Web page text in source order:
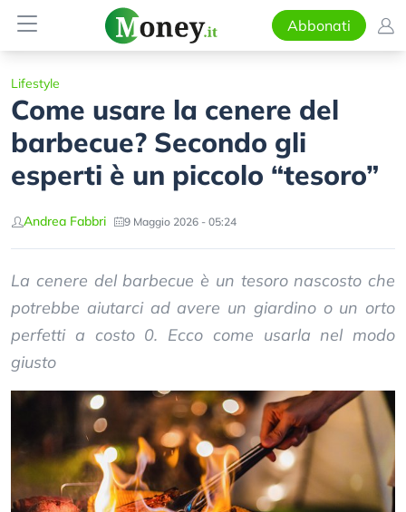
Abbonati
Lifestyle
Come usare la cenere del
barbecue? Secondo gli
esperti è un piccolo “tesoro”
Andrea Fabbri 9 Maggio 2026 - 05:24
La cenere del barbecue è un tesoro nascosto che
potrebbe aiutarci ad avere un giardino o un orto
perfetti a costo 0. Ecco come usarla nel modo
giusto